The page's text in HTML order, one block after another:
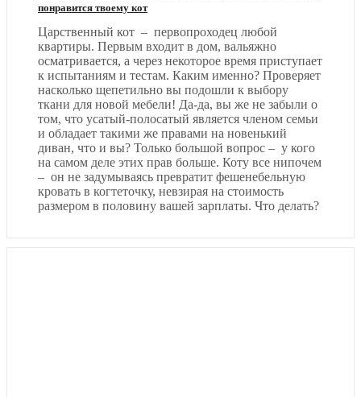
понравится твоему кот
Царственный кот – первопроходец любой
квартиры. Первым входит в дом, вальяжно
осматривается, а через некоторое время приступает
к испытаниям и тестам. Каким именно? Проверяет
насколько щепетильно вы подошли к выбору
ткани для новой мебели! Да-да, вы же не забыли о
том, что усатый-полосатый является членом семьи
и обладает такими же правами на новенький
диван, что и вы? Только большой вопрос – у кого
на самом деле этих прав больше. Коту все нипочем
– он не задумываясь превратит фешенебельную
кровать в когтеточку, невзирая на стоимость
размером в половину вашей зарплаты. Что делать?